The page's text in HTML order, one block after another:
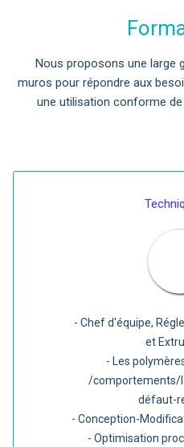
Nous proposons une large
muros pour répondre aux
une utilisation conforme
- Chef d'équipe,
et
- Les
/comportements/
défaut-
- Conception-
- Optimisation